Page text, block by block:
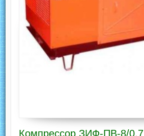
Компрессор ЗИФ-ПВ-8/0,7